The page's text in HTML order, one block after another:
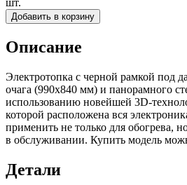
Добавить в корзину
Описание
Электротопка с черной рамкой под
очага (990х840 мм) и панорамного
использованию новейшей 3D-
которой расположена вся
применить не только для обогрева,
в обслуживании. Купить модель
Детали